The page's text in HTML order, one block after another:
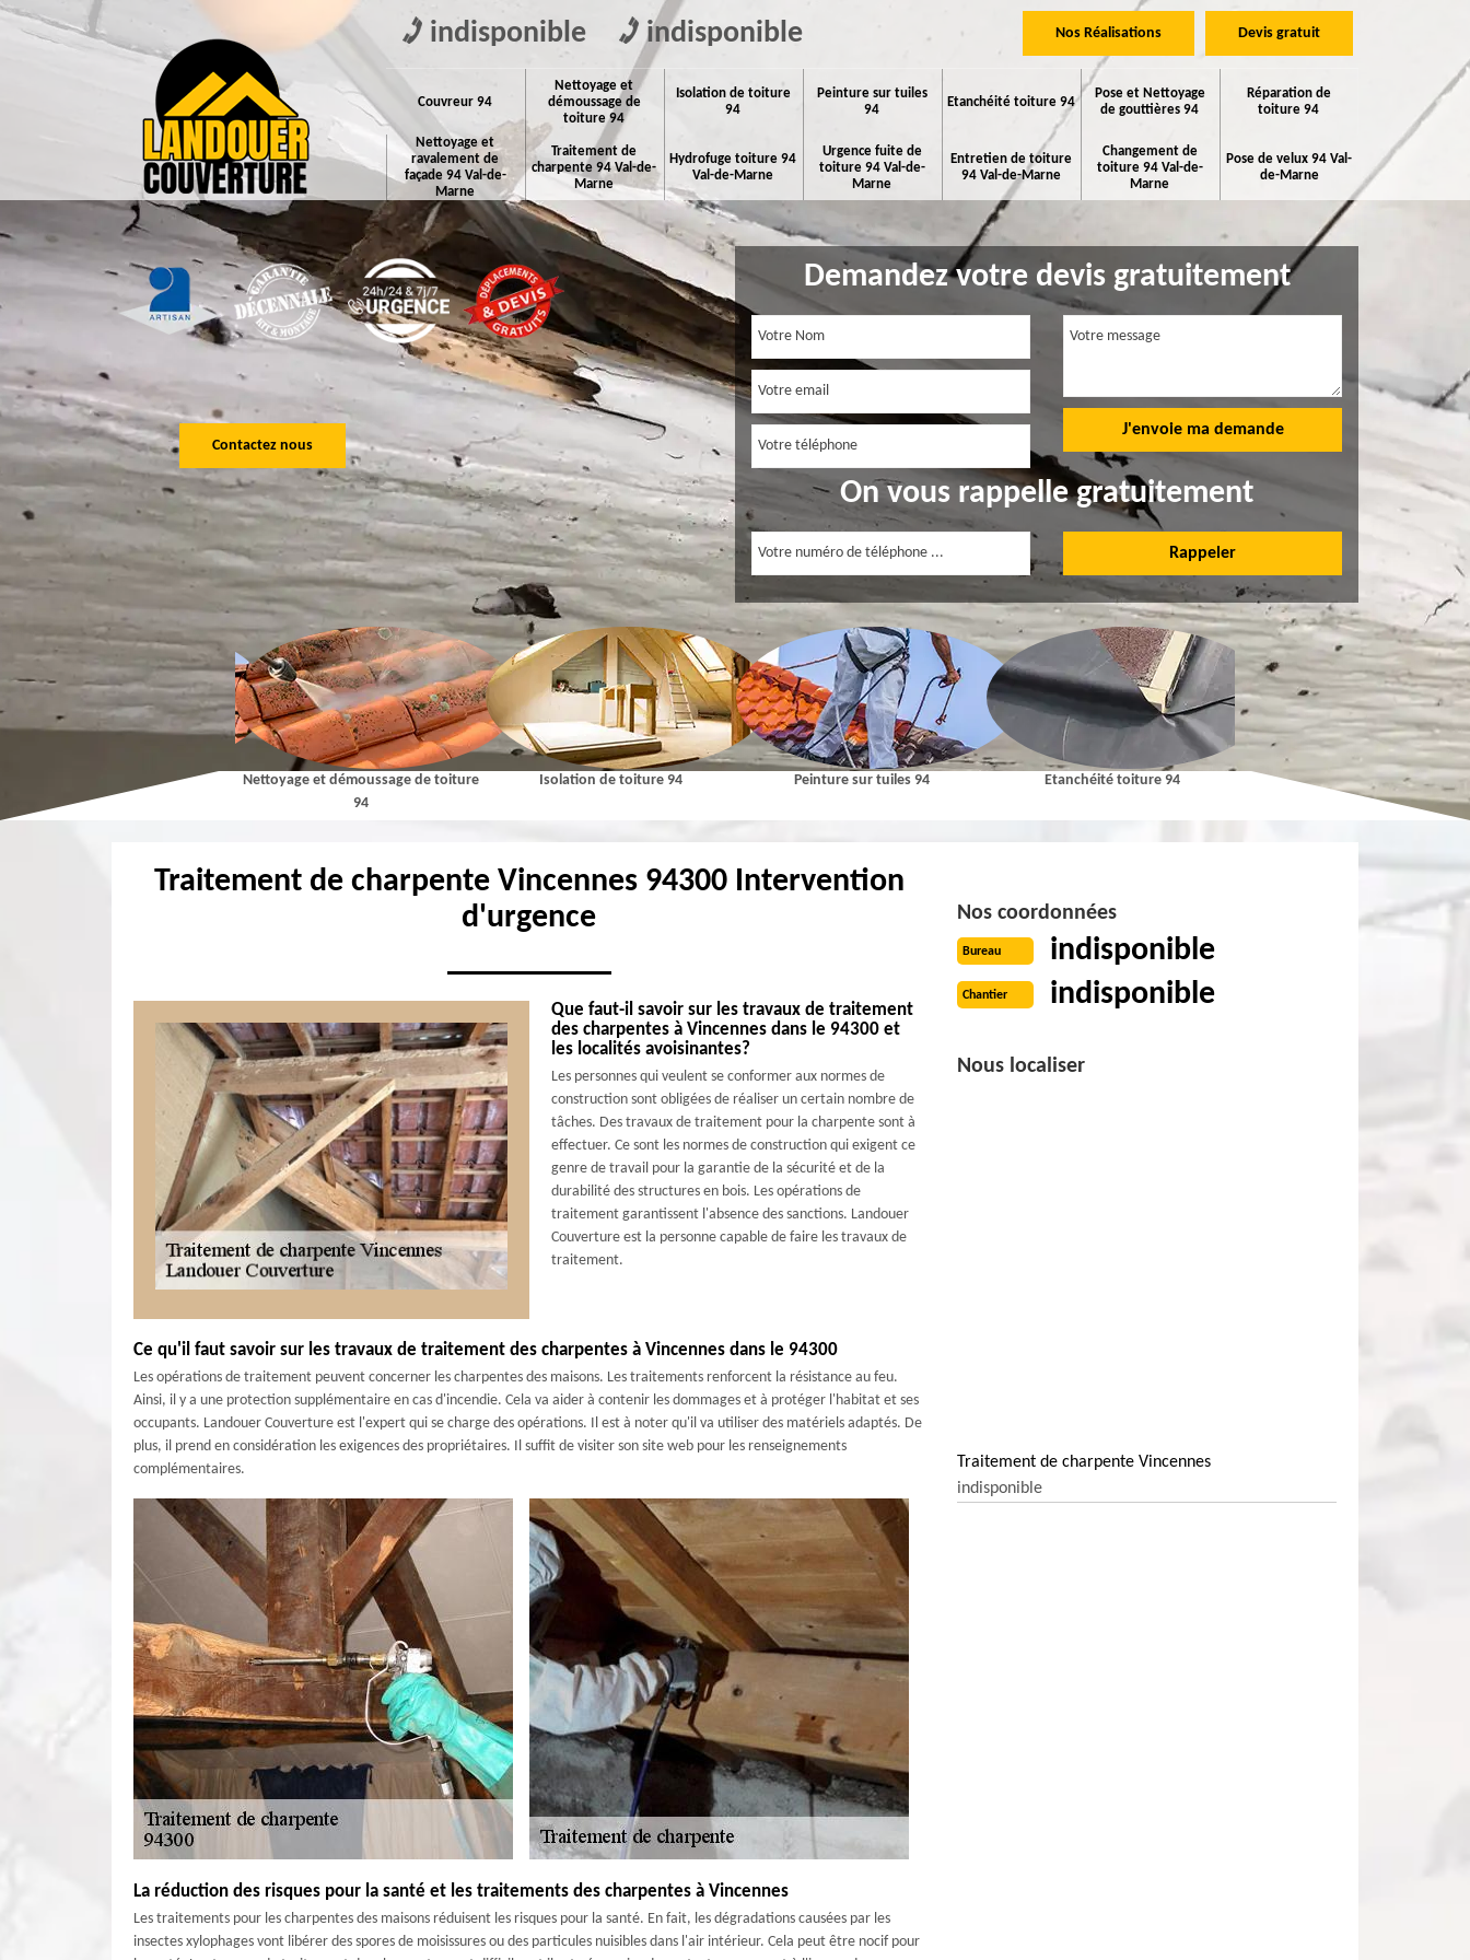
indisponible indisponible Nos Réalisations Devis gratuit
Couvreur 94
Nettoyage et
démoussage de
toiture 94
Isolation de toiture
94
Peinture sur tuiles
94
Etanchéité toiture 94
Pose et Nettoyage
de gouttières 94
Réparation de
toiture 94
Nettoyage et
ravalement de
façade 94 Val-de-
Marne
Traitement de
charpente 94 Val-de-
Marne
Hydrofuge toiture 94
Val-de-Marne
Urgence fuite de
toiture 94 Val-de-
Marne
Entretien de toiture
94 Val-de-Marne
Changement de
toiture 94 Val-de-
Marne
Pose de velux 94 Val-
de-Marne
Contactez nous
Demandez votre devis gratuitement
On vous rappelle gratuitement
Nettoyage et démoussage de toiture
94
Isolation de toiture 94 Peinture sur tuiles 94 Etanchéité toiture 94 Pose et Nettoyage de gouttières
Traitement de charpente Vincennes 94300 Intervention
d'urgence
Que faut-il savoir sur les travaux de traitement
des charpentes à Vincennes dans le 94300 et
les localités avoisinantes?
Les personnes qui veulent se conformer aux normes de
construction sont obligées de réaliser un certain nombre de
tâches. Des travaux de traitement pour la charpente sont à
effectuer. Ce sont les normes de construction qui exigent ce
genre de travail pour la garantie de la sécurité et de la
durabilité des structures en bois. Les opérations de
traitement garantissent l'absence des sanctions. Landouer
Couverture est la personne capable de faire les travaux de
traitement.
Ce qu'il faut savoir sur les travaux de traitement des charpentes à Vincennes dans le 94300
Les opérations de traitement peuvent concerner les charpentes des maisons. Les traitements renforcent la résistance au feu.
Ainsi, il y a une protection supplémentaire en cas d'incendie. Cela va aider à contenir les dommages et à protéger l'habitat et ses
occupants. Landouer Couverture est l'expert qui se charge des opérations. Il est à noter qu'il va utiliser des matériels adaptés. De
plus, il prend en considération les exigences des propriétaires. Il suffit de visiter son site web pour les renseignements
complémentaires.
La réduction des risques pour la santé et les traitements des charpentes à Vincennes
Les traitements pour les charpentes des maisons réduisent les risques pour la santé. En fait, les dégradations causées par les
insectes xylophages vont libérer des spores de moisissures ou des particules nuisibles dans l'air intérieur. Cela peut être nocif pour
Nos coordonnées
Bureau indisponible
Chantier indisponible
Nous localiser
Traitement de charpente Vincennes
indisponible